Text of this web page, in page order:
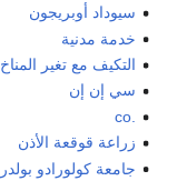
سيوداد أوبريجون
خدمة مدنية
التكيف مع تغير المناخ
سي إن إن
.co
زراعة قوقعة الأذن
جامعة كولورادو بولدر